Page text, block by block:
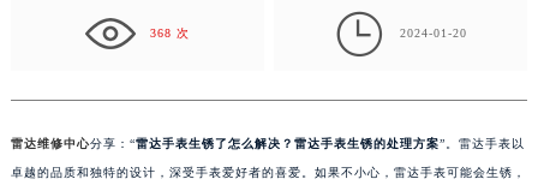
金华市金东区东市南街777号金华万达广场写字楼4号楼22层2209室（需提前预约）
嘉兴市南湖区广益路705号嘉兴世界贸易中心写字楼A座13层1304室（需提前预约）
368 次  2024-01-20
雷达维修中心分享：“雷达手表生锈了怎么解决？雷达手表生锈的处理方案”。雷达手表以
卓越的品质和独特的设计，深受手表爱好者的喜爱。如果不小心，雷达手表可能会生锈，